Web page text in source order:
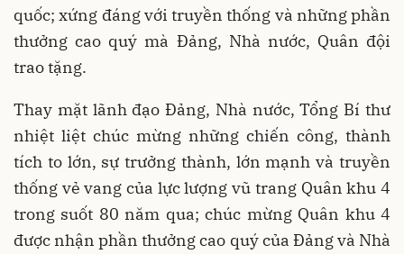
quốc; xứng đáng với truyền thống và những phần
thưởng cao quý mà Đảng, Nhà nước, Quân đội
trao tặng.
Thay mặt lãnh đạo Đảng, Nhà nước, Tổng Bí thư
nhiệt liệt chúc mừng những chiến công, thành
tích to lớn, sự trưởng thành, lớn mạnh và truyền
thống vẻ vang của lực lượng vũ trang Quân khu 4
trong suốt 80 năm qua; chúc mừng Quân khu 4
được nhận phần thưởng cao quý của Đảng và Nhà